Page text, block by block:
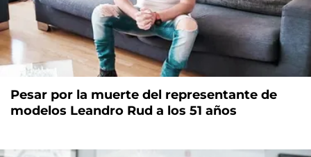
Pesar por la muerte del representante de
modelos Leandro Rud a los 51 años